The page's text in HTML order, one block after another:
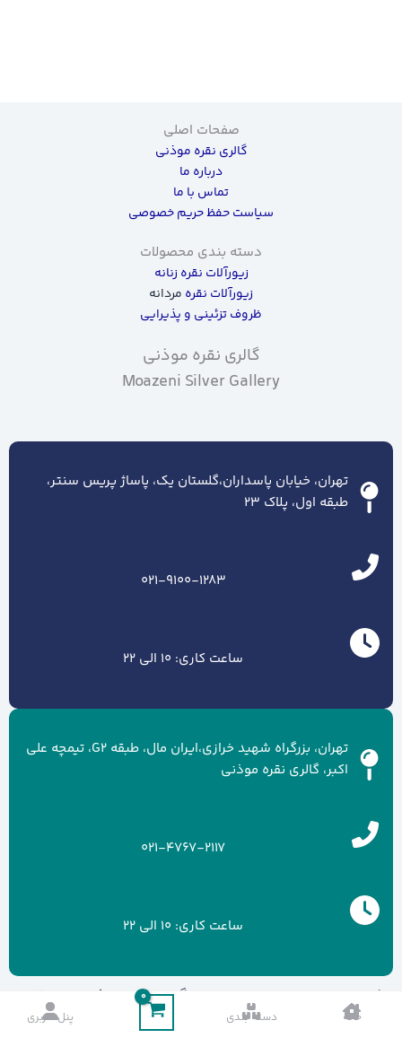
صفحات اصلی
گالری نقره موذنی
درباره ما
تماس با ما
سیاست حفظ حریم خصوصی
دسته بندی محصولات
زیورآلات نقره زنانه
زیورآلات نقره مردانه
ظروف تزئینی و پذیرایی
گالری نقره موذنی
Moazeni Silver Gallery
تهران، خیابان پاسداران،گلستان یک، پاساژ پریس سنتر،
طبقه اول، پلاک ۲۳
021-9100-1283
ساعت کاری: 10 الی 22
تهران، بزرگراه شهید خرازی،ایران مال، طبقه G2، تیمچه علی
اکبر، گالری نقره موذنی
021-4767-2117
ساعت کاری: 10 الی 22
کلیه حقوق سایت متعلق به برند گالری نقره موذنی می باشد.
خانه دسته بندی پنل کاربری